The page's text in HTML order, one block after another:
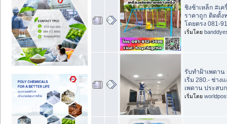
ชิงช้าเหล็ก #เ
ราคาถูก ติดตั้ง
โดยตรง 081-
เริ่มโดย
รับทำฝ้าเพดา
เริ่ม 280.- ช่าง
เพดาน ประสบ
เริ่มโดย